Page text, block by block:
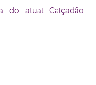
do atual Calçadão